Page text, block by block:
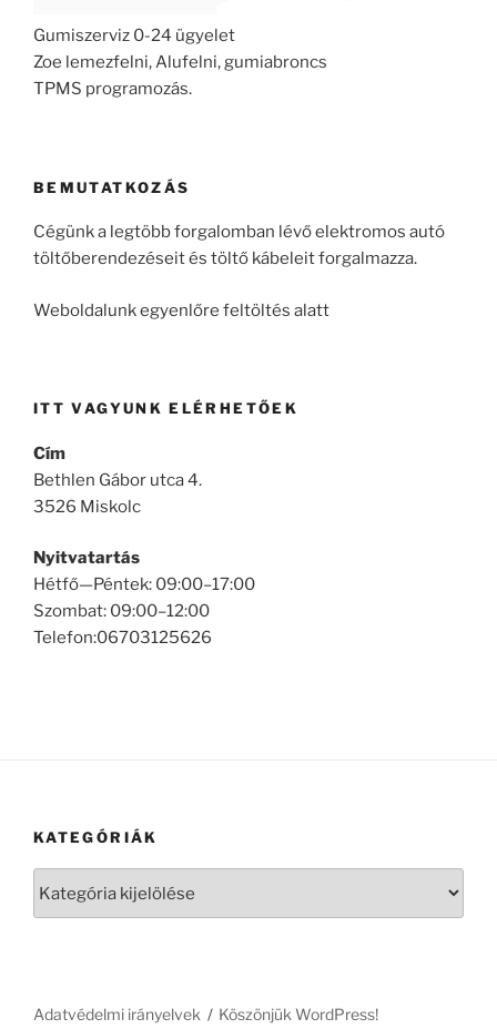
Gumiszerviz 0-24 ügyelet
Zoe lemezfelni, Alufelni, gumiabroncs
TPMS programozás.
BEMUTATKOZÁS
Cégünk a legtöbb forgalomban lévő elektromos autó
töltőberendezéseit és töltő kábeleit forgalmazza.
Weboldalunk egyenlőre feltöltés alatt
ITT VAGYUNK ELÉRHETŐEK
Cím
Bethlen Gábor utca 4.
3526 Miskolc
Nyitvatartás
Hétfő—Péntek: 09:00–17:00
Szombat: 09:00–12:00
Telefon:06703125626
KATEGÓRIÁK
Adatvédelmi irányelvek Köszönjük WordPress!